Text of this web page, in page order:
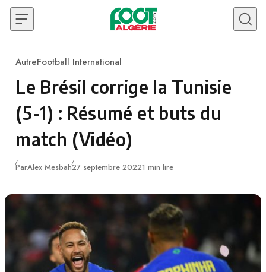
Skip to content
Category
AutreFootball International
Le Brésil corrige la Tunisie
(5-1) : Résumé et buts du
match (Vidéo)
ParAlex MesbahPublié
27 septembre 20221 min lire